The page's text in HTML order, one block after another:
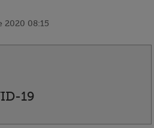
2020 08:15
19